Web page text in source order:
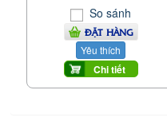
So sánh
ĐẶT HÀNG
Yêu thích
Chi tiết